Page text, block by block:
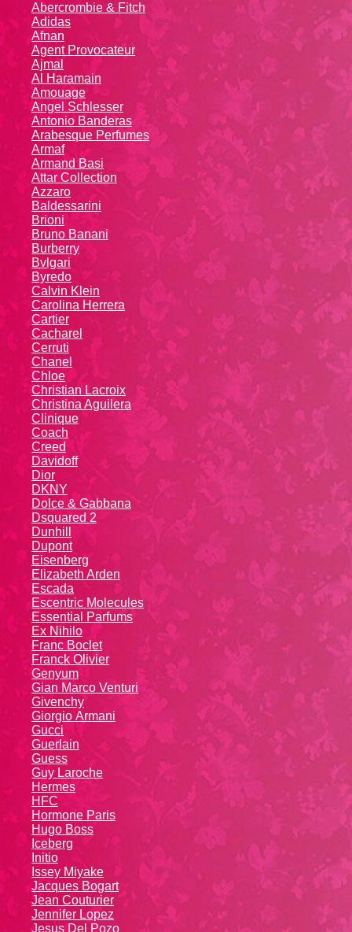
Abercrombie & Fitch
Adidas
Afnan
Agent Provocateur
Ajmal
Al Haramain
Amouage
Angel Schlesser
Antonio Banderas
Arabesque Perfumes
Armaf
Armand Basi
Attar Collection
Azzaro
Baldessarini
Brioni
Bruno Banani
Burberry
Bvlgari
Byredo
Calvin Klein
Carolina Herrera
Cartier
Caсhаrеl
Cerruti
Chanel
Chloe
Christian Lacroix
Christina Aguilera
Cliniquе
Coach
Creed
Davidoff
Dior
DKNY
Dolce & Gabbana
Dsquared 2
Dunhill
Dupont
Eisenberg
Elizabeth Arden
Escada
Escentric Molecules
Essential Parfums
Ex Nihilo
Franc Boclet
Franck Olivier
Genyum
Gian Marco Venturi
Givenchy
Giоrgio Аrmаni
Gucci
Guerlain
Guess
Guy Laroche
Hermes
HFC
Hormone Paris
Hugo Boss
Iceberg
Initio
Issey Miyake
Jacques Bogart
Jean Couturier
Jennifer Lopez
Jesus Del Pozo